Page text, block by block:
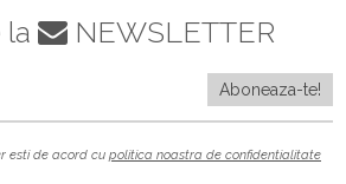
la NEWSLETTER
esti de acord cu politica noastra de confidentialitate